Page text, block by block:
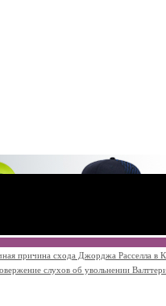
причина схода Джорджа Расселла в
слухов об увольнении